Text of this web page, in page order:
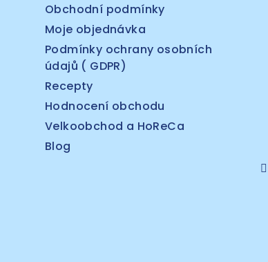
Obchodní podmínky
Moje objednávka
Podmínky ochrany osobních
údajů ( GDPR)
Recepty
Hodnocení obchodu
Velkoobchod a HoReCa
Blog